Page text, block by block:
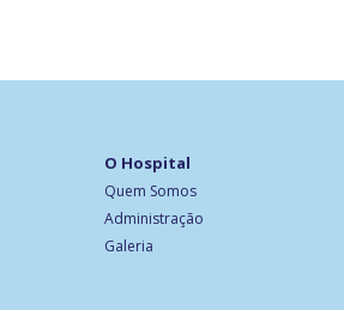
O Hospital
Quem Somos
Administração
Galeria